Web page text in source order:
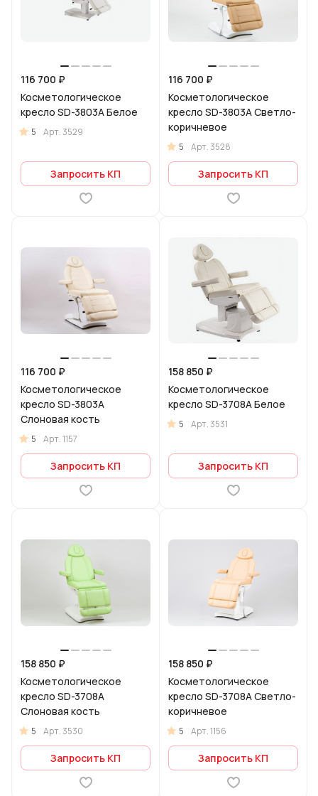
116 700 ₽
Косметологическое
кресло SD-3803A Белое
5 Арт.3529
Запросить КП
116 700 ₽
Косметологическое
кресло SD-3803A Светло-
коричневое
5 Арт.3528
Запросить КП
116 700 ₽
Косметологическое
кресло SD-3803A
Слоновая кость
5 Арт.1157
Запросить КП
158 850 ₽
Косметологическое
кресло SD-3708A Белое
5 Арт.3531
Запросить КП
158 850 ₽
Косметологическое
кресло SD-3708A
Слоновая кость
5 Арт.3530
Запросить КП
158 850 ₽
Косметологическое
кресло SD-3708A Светло-
коричневое
5 Арт.1156
Запросить КП